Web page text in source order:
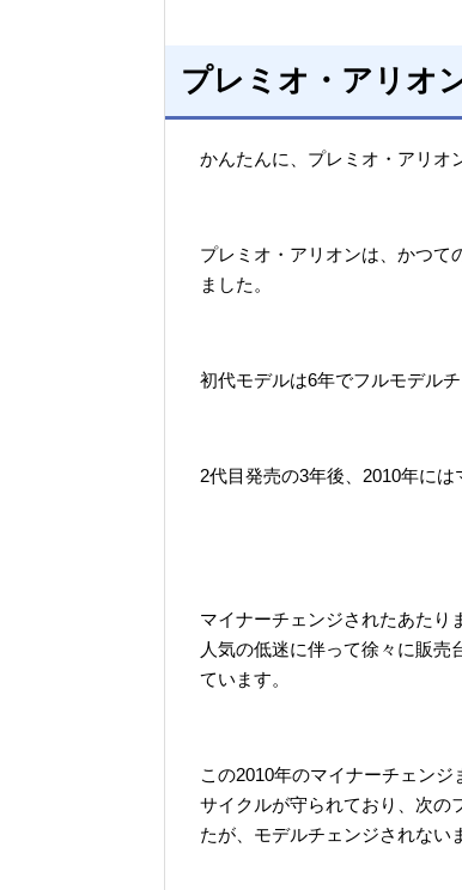
プレミオ・アリオ
かんたんに、プレミオ・アリオ
プレミオ・アリオンは、かつて
ました。
初代モデルは6年でフルモデル
2代目発売の3年後、2010年に
マイナーチェンジされたあたり
人気の低迷に伴って徐々に販売
ています。
この2010年のマイナーチェン
サイクルが守られており、次の
たが、モデルチェンジされない